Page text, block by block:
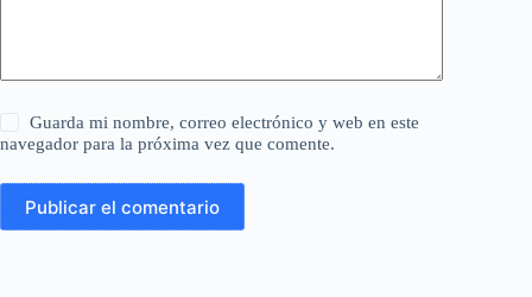
Guarda mi nombre, correo electrónico y web en este
navegador para la próxima vez que comente.
Publicar el comentario